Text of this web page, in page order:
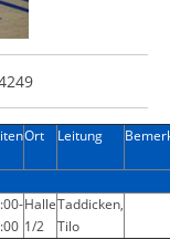
Ort Leitung
Halle
1/2
Taddicken,
Tilo